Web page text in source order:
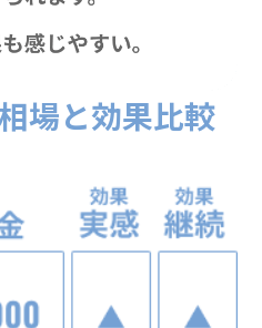
場と効果比較